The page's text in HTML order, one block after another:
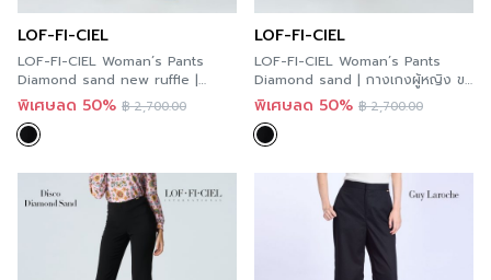
LOF-FI-CIEL
LOF-FI-CIEL Woman’s Pants
Diamond sand new ruffle |
กางเกงผู้หญิงแต่งระบายหน้า สีดำ
FBB2BL
พิเศษลด 50% ฿2,700.00
LOF-FI-CIEL
LOF-FI-CIEL Woman’s Pants
Diamond sand | กางเกงผู้หญิง ขา
ยาว สีดำ FBB4BL
พิเศษลด 50% ฿2,700.00